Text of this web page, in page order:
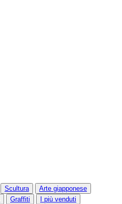
Scultura
Arte giapponese
Graffiti I più venduti